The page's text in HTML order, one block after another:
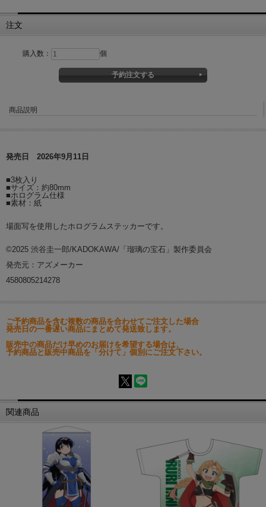
注文
購入数： 個
商品説明
発売日 2026年9月11日
■3枚入り
■サイズ：約80mm
■ホログラム仕様
■素材：紙
場面写を使用したホログラムステッカーです。
©2025 渋谷圭一郎/KADOKAWA/「瑠璃の宝石」製作委員会
発売元：アズメーカー
4580805214278
ご予約商品を含む複数の商品を合わせてご注文した場合
発売日の一番遅い商品にまとめて発送致します。
販売中の商品だけ早めのお届けを希望する場合は、
予約商品と販売中商品を「分けて」個別にご注文下さい。
関連商品